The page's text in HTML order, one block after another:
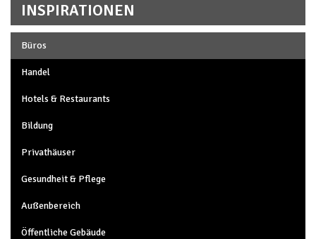
INSPIRATIONEN
Büros
Handel
Hotels & Restaurants
Bildung
Privathäuser
Gesundheit & Pflege
Außenbereich
Öffentliche Gebäude